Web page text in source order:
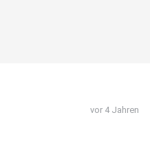
vor 4 Jahren